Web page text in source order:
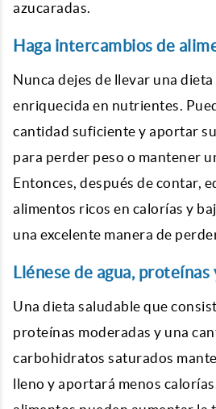
azucaradas.
Haga intercambios de
Nunca dejes de llevar una
enriquecida en nutrientes.
cantidad suficiente y aportar
para perder peso o mantener
Entonces, después de contar,
alimentos ricos en calorías y
una excelente manera de
Llénese de agua, proteínas
Una dieta saludable que
proteínas moderadas y una
carbohidratos saturados
lleno y aportará menos